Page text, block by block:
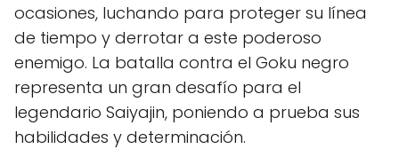
ocasiones, luchando para proteger su línea
de tiempo y derrotar a este poderoso
enemigo. La batalla contra el Goku negro
representa un gran desafío para el
legendario Saiyajin, poniendo a prueba sus
habilidades y determinación.